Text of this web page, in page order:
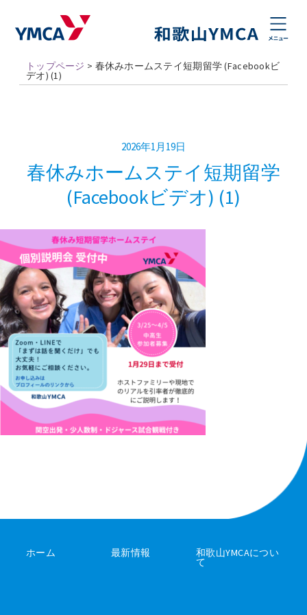
トップページ > 春休みホームステイ短期留学 (Facebookビ
デオ) (1)
2026年1月19日
春休みホームステイ短期留学
(Facebookビデオ) (1)
ホーム 最新情報 和歌山YMCAについ
て